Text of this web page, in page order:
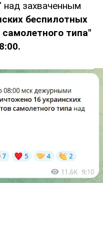
над захваченным
беспилотных
типа"